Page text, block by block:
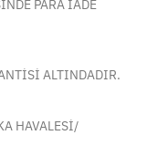
PARA İADE
ALTINDADIR.
HAVALESİ/